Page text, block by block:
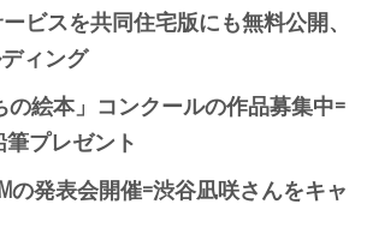
ビスを共同住宅版にも無料公開、
ィング
絵本」コンクールの作品募集中=
プレゼント
の発表会開催=渋谷凪咲さんをキャ